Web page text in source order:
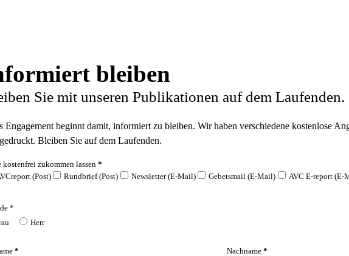
bleiben
Sie mit unseren Publikationen auf dem Laufenden.
Engagement beginnt damit, informiert zu bleiben. Wir haben verschiedene kostenlose
Bleiben Sie auf dem Laufenden.
kostenfrei zukommen lassen *
(Post)
Rundbrief (Post) Newsletter (E-Mail) Gebetsmail (E-Mail) AVC E-report (E-
*
Herr
* Nachname *